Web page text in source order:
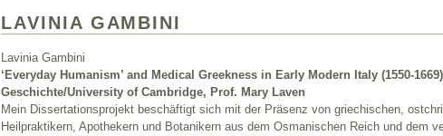
LAVINIA GAMBINI
Lavinia Gambini
‘Everyday Humanism’ and Medical Greekness in Early Modern Italy (1550-1669)
Geschichte/University of Cambridge, Prof. Mary Laven
Mein Dissertationsprojekt beschäftigt sich mit der Präsenz von griechischen,
Heilpraktikern, Apothekern und Botanikern aus dem Osmanischen Reich und dem